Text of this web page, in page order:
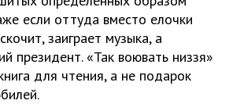
если оттуда вместо елочки
заиграет музыка, а
президент. «Так воювать низзя»
для чтения, а не подарок